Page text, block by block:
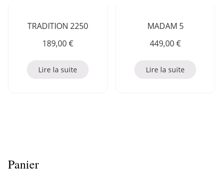
TRADITION 2250
189,00€
Lire la suite
MADAM 5
449,00€
Lire la suite
Panier